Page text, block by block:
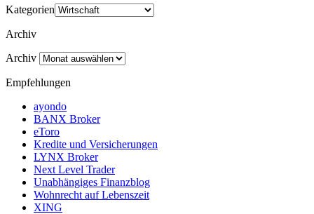
Kategorien
Archiv
Archiv
Empfehlungen
ayondo
BANX Broker
eToro
Kredite und Versicherungen
LYNX Broker
Next Level Trader
Unabhängiges Finanzblog
Wohnrecht auf Lebenszeit
XING